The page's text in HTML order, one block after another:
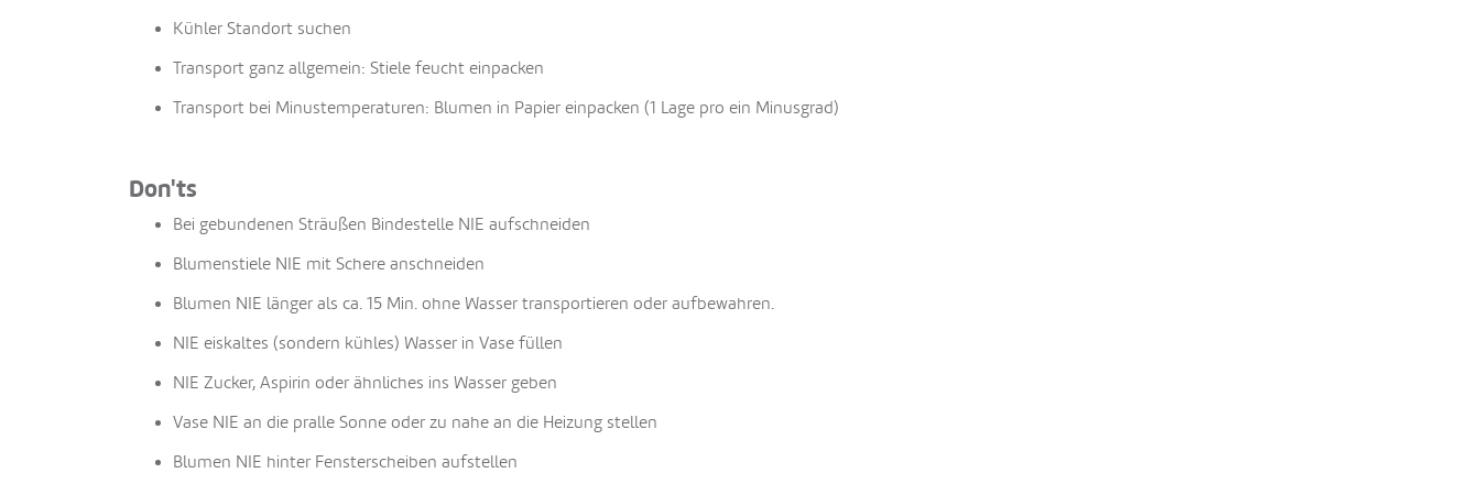
Kühler Standort suchen
Transport ganz allgemein: Stiele feucht einpacken
Transport bei Minustemperaturen: Blumen in Papier einpacken (1 Lage pro ein Minusgrad)
Don'ts
Bei gebundenen Sträußen Bindestelle NIE aufschneiden
Blumenstiele NIE mit Schere anschneiden
Blumen NIE länger als ca. 15 Min. ohne Wasser transportieren oder aufbewahren.
NIE eiskaltes (sondern kühles) Wasser in Vase füllen
NIE Zucker, Aspirin oder ähnliches ins Wasser geben
Vase NIE an die pralle Sonne oder zu nahe an die Heizung stellen
Blumen NIE hinter Fensterscheiben aufstellen